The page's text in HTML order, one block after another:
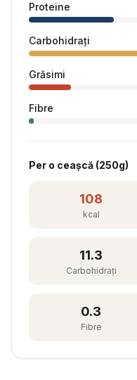
Proteine
Carbohidrați
Grăsimi
Fibre
Per o ceașcă (250g)
108
kcal
11.3
Carbohidrați
0.3
Fibre